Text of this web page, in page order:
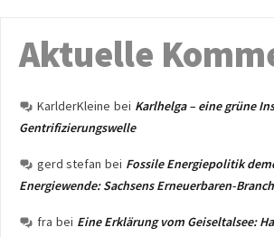
Aktuelle
KarlderKleine bei Karlhelga – eine grüne
Gentrifizierungswelle
gerd stefan bei Fossile Energiepolitik
Energiewende: Sachsens Erneuerbaren-
fra bei Eine Erklärung vom Geiseltalsee: